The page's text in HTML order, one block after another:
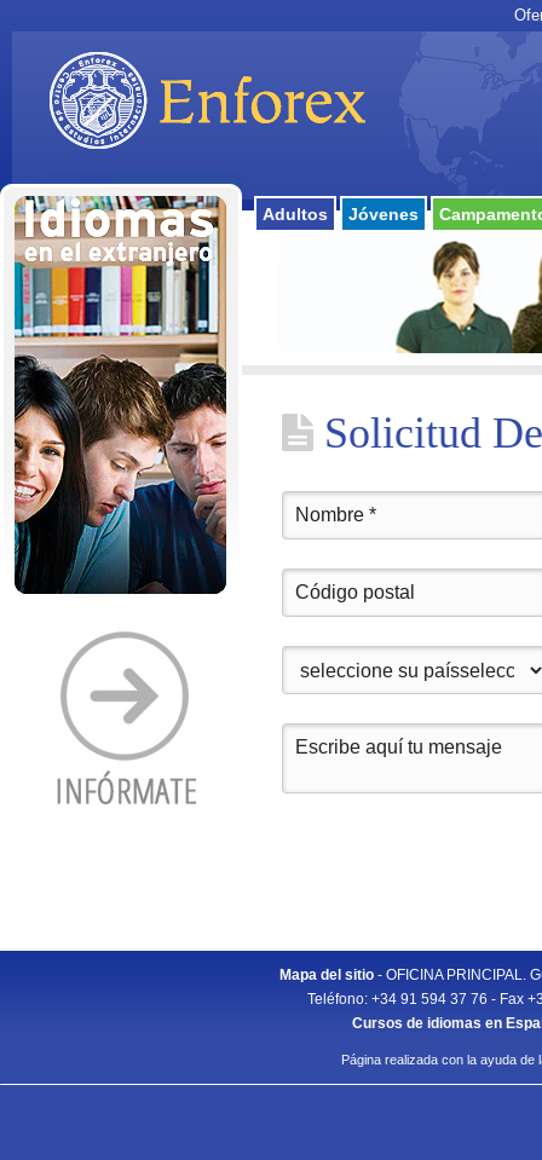
Adultos Jóvenes
Solicitud
Mapa del sitio- OFICINA PRINCIPAL.
Teléfono: +34 91 594 37 76 - Fax
Cursos de idiomas en
Página realizada con la ayuda